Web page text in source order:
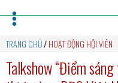
TRANG CHỦ/HOẠT ĐỘNG HỘI VIÊN
Talkshow “Điểm